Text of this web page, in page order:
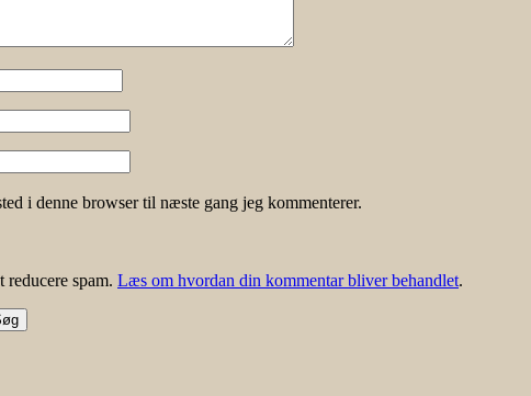
i denne browser til næste gang jeg kommenterer.
spam. Læs om hvordan din kommentar bliver behandlet.